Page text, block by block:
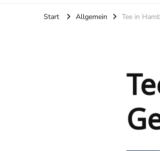
Start Allgemein Tee in